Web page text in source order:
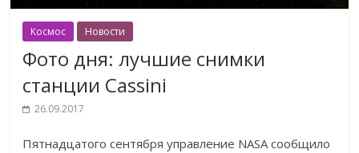
Космос Новости
Фото дня: лучшие снимки
станции Cassini
26.09.2017
Пятнадцатого сентября управление NASA сообщило